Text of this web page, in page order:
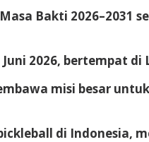
Bakti
2026, bertempat
misi besar
di Indonesia,